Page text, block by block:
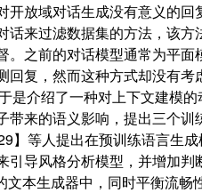
开放域对话生成没有意义的回
话来过滤数据集的方法，该方
。之前的对话模型通常为平面
回复，然而这种方式却没有考
是介绍了一种对上下文建模
带来的语义影响，提出三个训
】等人提出在预训练语言生
引导风格分析模型，并增加判
文本生成器中，同时平衡流畅